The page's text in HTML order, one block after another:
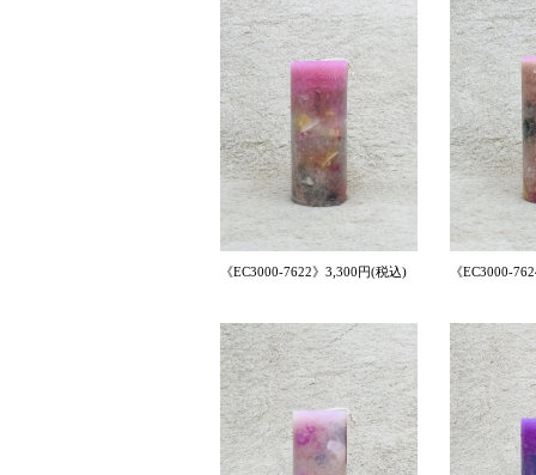
《EC3000-7622》3,300円(税込) 《EC3000-